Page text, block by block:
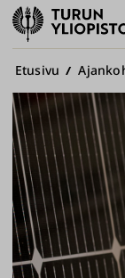
Turun
yliopisto
Murupolku
Etusivu